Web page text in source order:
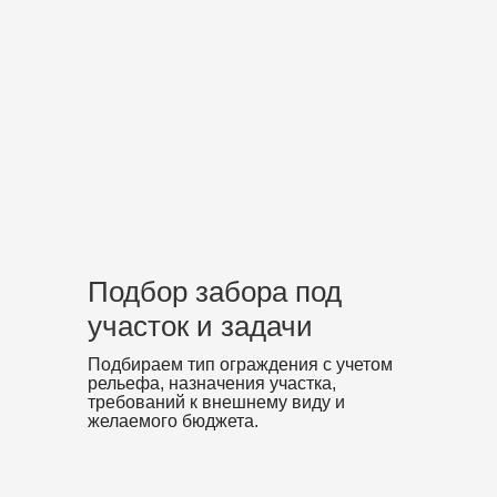
Подбор забора под
участок и задачи
Подбираем тип ограждения с учетом
рельефа, назначения участка,
требований к внешнему виду и
желаемого бюджета.